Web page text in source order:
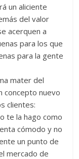
un aliciente
del valor
acerquen a
para los que
para la gente
mater del
concepto nuevo
clientes:
te la hago como
cómodo y no
un punto de
mercado de